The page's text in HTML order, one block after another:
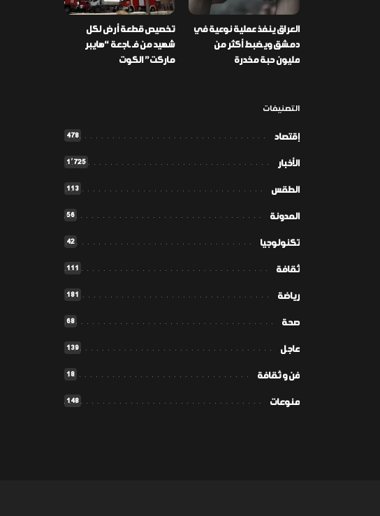
العراق ينفذ عملية نوعية في
دمشق ويضبط أكثر من
مليون حبة مخدرة
تخصيص قطعة أرض لكل
شهيد من فـ ـاجعة “هايبر
ماركت” الكوت
التصنيفات
إقتصاد 478
الأخبار 1٬725
الطقس 113
المدونة 56
تكنولوجيا 42
ثقافة 111
رياضة 181
صحة 68
عاجل 139
فن و ثقافة 18
منوعات 148